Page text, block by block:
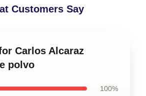
Customers Say
Carlos Alcaraz
polvo
100%